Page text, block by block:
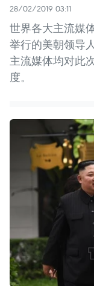
28/02/2019 03:11
世界各大主流媒
举行的美朝领导
主流媒体均对此
度。